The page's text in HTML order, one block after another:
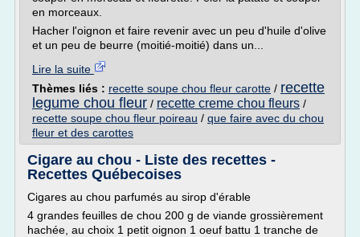
en morceaux.
Hacher l'oignon et faire revenir avec un peu d'huile d'olive
et un peu de beurre (moitié-moitié) dans un...
Lire la suite
Thèmes liés : recette soupe chou fleur carotte / recette
legume chou fleur / recette creme chou fleurs /
recette soupe chou fleur poireau / que faire avec du chou
fleur et des carottes
Cigare au chou - Liste des recettes -
Recettes Québecoises
Cigares au chou parfumés au sirop d'érable
4 grandes feuilles de chou 200 g de viande grossièrement
hachée, au choix 1 petit oignon 1 oeuf battu 1 tranche de